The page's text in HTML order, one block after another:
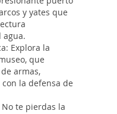
y yates que
agua.
Explora la
que
armas,
la defensa de
te pierdas la